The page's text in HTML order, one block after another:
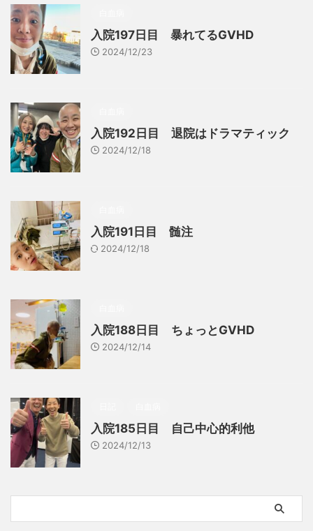
入院197日目 暴れてるGVHD
2024/12/23
入院192日目 退院はドラマティック
2024/12/18
入院191日目 髄注
2024/12/18
入院188日目 ちょっとGVHD
2024/12/14
入院185日目 自己中心的利他
2024/12/13